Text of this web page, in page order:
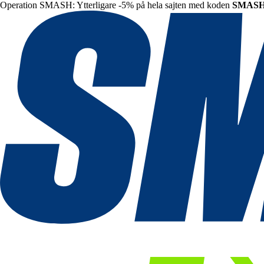
Operation SMASH: Ytterligare -5% på hela sajten med koden